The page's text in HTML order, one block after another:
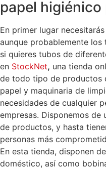
papel higiénico
En primer lugar
aunque probablemente los
si quieres tubos de
en StockNet, una tienda
de todo tipo de productos
papel y maquinaria de
necesidades de cualquier
empresas. Disponemos de
de productos, y hasta
personas más
En esta tienda, disponen
doméstico, así como